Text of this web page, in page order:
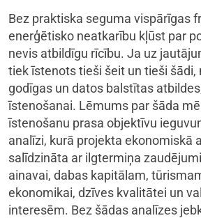
Bez praktiska seguma vispārīgas
enerģētisko neatkarību kļūst par
nevis atbildīgu rīcību. Ja uz
tiek īstenots tieši šeit un tieši šādi,
godīgas un datos balstītas
īstenošanai. Lēmums par šāda
īstenošanu prasa objektīvu
analīzi, kurā projekta ekonomiskā
salīdzināta ar ilgtermiņa
ainavai, dabas kapitālam,
ekonomikai, dzīves kvalitātei un
interesēm. Bez šādas analīzes